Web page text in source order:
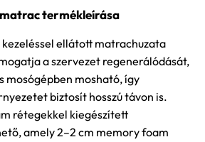
termékleírása
ellátott matrachuzata
a szervezet regenerálódását,
mosógépben mosható, így
biztosít hosszú távon is.
rétegekkel kiegészített
amely 2–2 cm memory foam